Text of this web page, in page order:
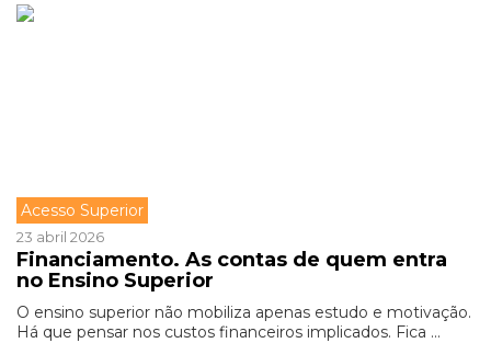
Acesso Superior
23 abril 2026
Financiamento. As contas de quem entra
no Ensino Superior
O ensino superior não mobiliza apenas estudo e motivação.
Há que pensar nos custos financeiros implicados. Fica ...